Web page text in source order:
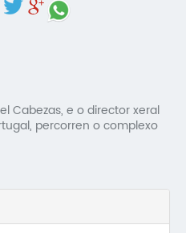
Cabezas, e o director xeral
percorren o complexo